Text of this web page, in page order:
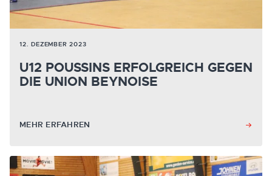
12. DEZEMBER 2023
U12 POUSSINS ERFOLGREICH GEGEN
DIE UNION BEYNOISE
MEHR ERFAHREN